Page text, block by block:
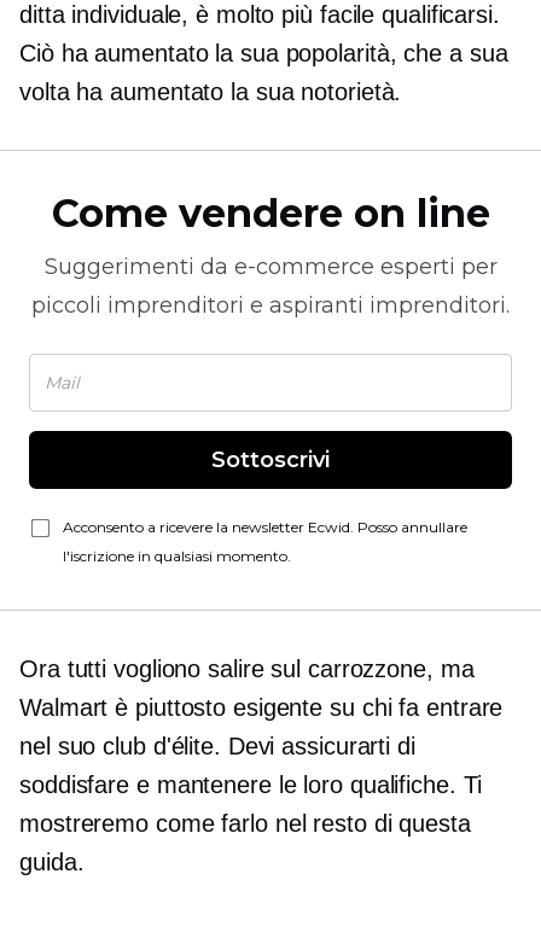
ditta individuale, è molto più facile qualificarsi.
Ciò ha aumentato la sua popolarità, che a sua
volta ha aumentato la sua notorietà.
Come vendere on line
Suggerimenti da e-commerce esperti per
piccoli imprenditori e aspiranti imprenditori.
Sottoscrivi
Acconsento a ricevere la newsletter Ecwid. Posso annullare
l'iscrizione in qualsiasi momento.
Ora tutti vogliono salire sul carrozzone, ma
Walmart è piuttosto esigente su chi fa entrare
nel suo club d'élite. Devi assicurarti di
soddisfare e mantenere le loro qualifiche. Ti
mostreremo come farlo nel resto di questa
guida.